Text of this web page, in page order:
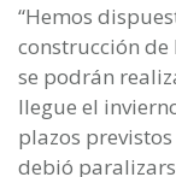
“Hemos
construcción
se podrán
llegue el
plazos
debió